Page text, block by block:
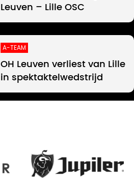
Leuven – Lille OSC
A-TEAM
OH Leuven verliest van Lille
in spektaktelwedstrijd